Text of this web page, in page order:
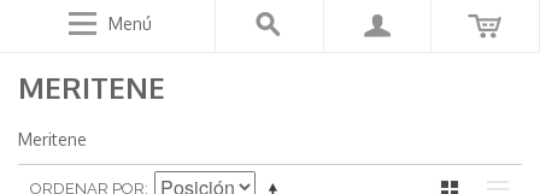
Menú
MERITENE
Meritene
ORDENAR POR